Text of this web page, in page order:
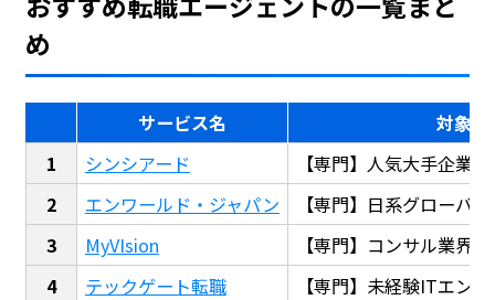
め
サービス名
対象
シンシアード
【専門】人気大手企業
エンワールド・ジャパン
【専門】日系グローバ
MyVIsion
【専門】コンサル業界
テックゲート転職
【専門】未経験ITエン